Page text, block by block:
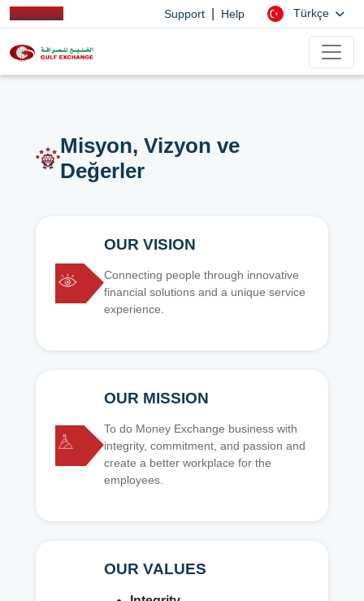
Support Help Türkçe
Misyon, Vizyon ve
Değerler
OUR VISION
Connecting people through innovative
financial solutions and a unique service
experience.
OUR MISSION
To do Money Exchange business with
integrity, commitment, and passion and
create a better workplace for the
employees.
OUR VALUES